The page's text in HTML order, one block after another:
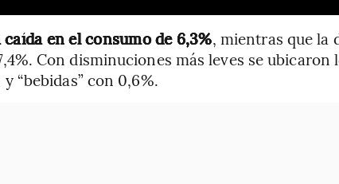
en el consumo de 6,3%, mientras que la
Con disminuciones más leves se ubicaron
“bebidas” con 0,6%.